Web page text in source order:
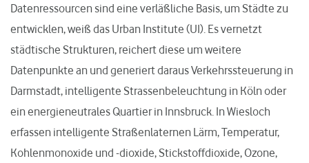
Datenressourcen sind eine verläßliche Basis, um Städte zu
entwicklen, weiß das Urban Institute (UI). Es vernetzt
städtische Strukturen, reichert diese um weitere
Datenpunkte an und generiert daraus Verkehrssteuerung in
Darmstadt, intelligente Strassenbeleuchtung in Köln oder
ein energieneutrales Quartier in Innsbruck. In Wiesloch
erfassen intelligente Straßenlaternen Lärm, Temperatur,
Kohlenmonoxide und -dioxide, Stickstoffdioxide, Ozone,